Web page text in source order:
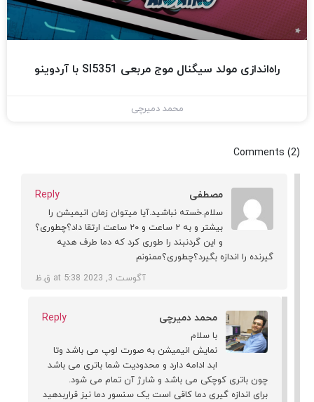
راه‌اندازی مولد سیگنال موج مربعی SI5351 با آردوینو
محمد دمیرچی
Comments (2)
مصطفی Reply
سلام.خسته نباشید.آیا میتوان زمان انیمیشن را
بیشتر و به ۲ ساعت و ۲۰ ساعت ارتقا داد؟چطوری؟
و این گردنبند را طوری کرد که دما طرف هدیه
گیرنده را اندازه بگیرد؟چطوری؟ممنونم
آگوست 3, 2023 at 5:38 ق.ظ
محمد دمیرچی Reply
با سلام
نمایش انیمیشن به صورت لوپ می باشد وتا
ابد ادامه دارد و محدودیت شما باتری می باشد
چون باتری کوچکی می باشد و شارژ آن تمام می شود.
برای اندازه گیری دما کاقی است یک سنسور دما نیز قراربدهید